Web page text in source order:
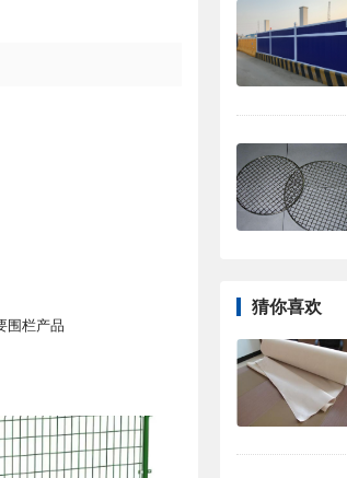
围栏产品
猜你喜欢